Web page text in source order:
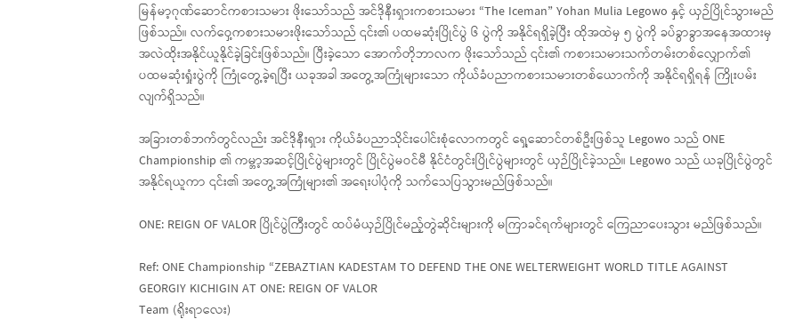
မြန်မာ့ဂုဏ်ဆောင်ကစားသမား ဖိုးသော်သည် အင်ဒိုနီးရှားကစားသမား “The Iceman” Yohan Mulia Legowo နှင့် ယှဉ်ပြိုင်သွားမည်
ဖြစ်သည်။ လက်ဝှေ့ကစားသမားဖိုးသော်သည် ၎င်း၏ ပထမဆုံးပြိုင်ပွဲ ၆ ပွဲကို အနိုင်ရရှိခဲ့ပြီး ထိုအထဲမှ ၅ ပွဲကို ခပ်ခွာခွာအနေအထားမှ
အလဲထိုးအနိုင်ယူနိုင်ခဲ့ခြင်းဖြစ်သည်။ ပြီးခဲ့သော အောက်တိုဘာလက ဖိုးသော်သည် ၎င်း၏ ကစားသမားသက်တမ်းတစ်လျှောက်၏
ပထမဆုံးရှုံးပွဲကို ကြုံတွေ့ခဲ့ရပြီး ယခုအခါ အတွေ့အကြုံများသော ကိုယ်ခံပညာကစားသမားတစ်ယောက်ကို အနိုင်ရရှိရန် ကြိုးပမ်း
လျက်ရှိသည်။
အခြားတစ်ဘက်တွင်လည်း အင်ဒိုနီးရှား ကိုယ်ခံပညာသိုင်းပေါင်းစုံလောကတွင် ရှေ့ဆောင်တစ်ဦးဖြစ်သူ Legowo သည် ONE
Championship ၏ ကမ္ဘာ့အဆင့်ပြိုင်ပွဲများတွင် ပြိုင်ပွဲမဝင်မီ နိုင်ငံတွင်းပြိုင်ပွဲများတွင် ယှဉ်ပြိုင်ခဲ့သည်။ Legowo သည် ယခုပြိုင်ပွဲတွင်
အနိုင်ရယူကာ ၎င်း၏ အတွေ့အကြုံများ၏ အရေးပါပုံကို သက်သေပြသွားမည်ဖြစ်သည်။
ONE: REIGN OF VALOR ပြိုင်ပွဲကြီးတွင် ထပ်မံယှဉ်ပြိုင်မည့်တွဲဆိုင်းများကို မကြာခင်ရက်များတွင် ကြေညာပေးသွား မည်ဖြစ်သည်။
Ref: ONE Championship “ZEBAZTIAN KADESTAM TO DEFEND THE ONE WELTERWEIGHT WORLD TITLE AGAINST
GEORGIY KICHIGIN AT ONE: REIGN OF VALOR
Team (ရိုးရာလေး)